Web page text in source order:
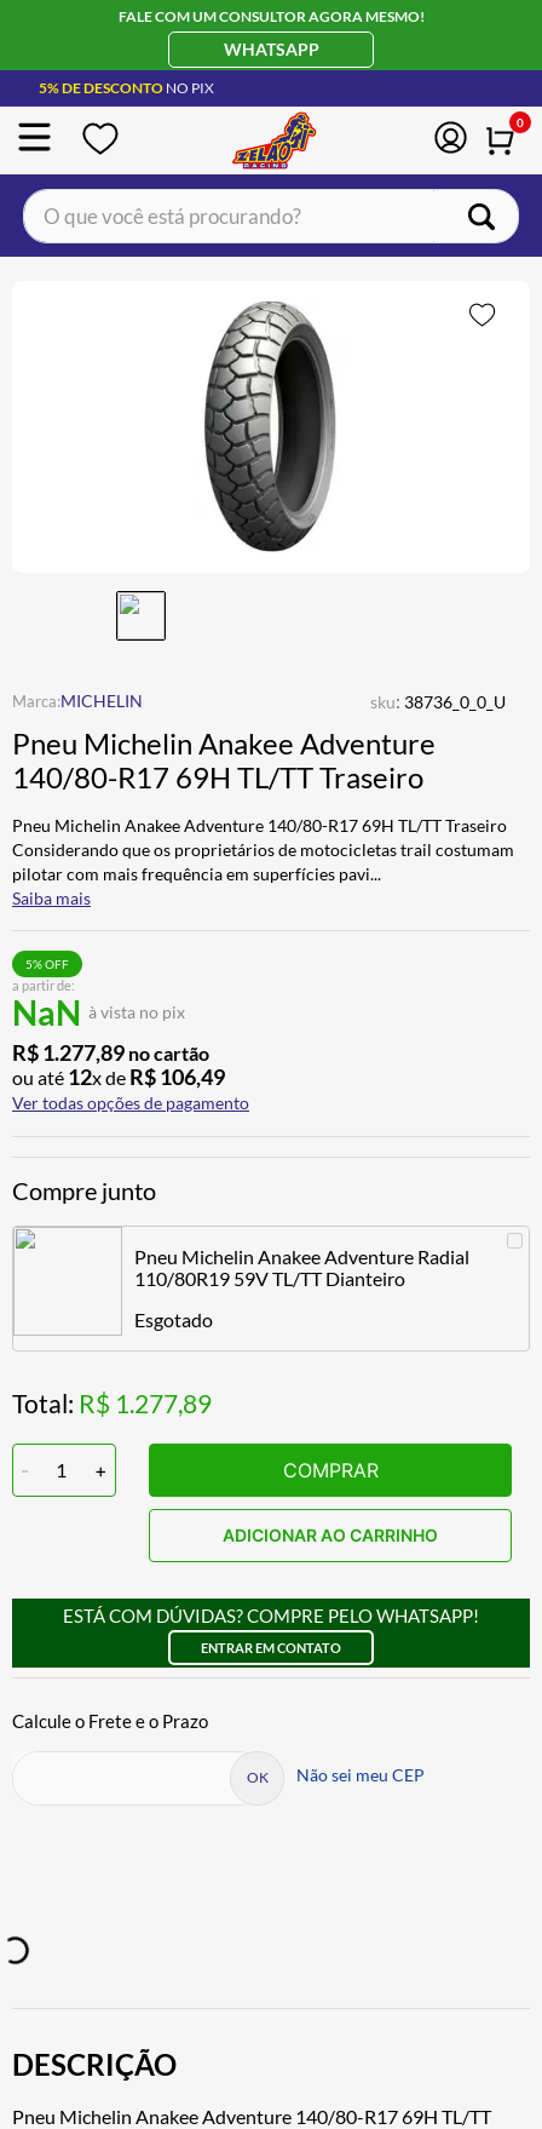
FALE COM UM CONSULTOR AGORA MESMO!
WHATSAPP
5% DE DESCONTO NO PIX
0
O que você está procurando?
MICHELIN sku: 38736_0_0_U
Pneu Michelin Anakee Adventure
140/80-R17 69H TL/TT Traseiro
Pneu Michelin Anakee Adventure 140/80-R17 69H TL/TT Traseiro
Considerando que os proprietários de motocicletas trail costumam
pilotar com mais frequência em superfícies pavi...
Saiba mais
a partir de:
NaN à vista no pix
5% OFF
R$1.277,89 no cartão
ou até 12x de R$106,49
Ver todas opções de pagamento
Compre junto
Pneu Michelin Anakee Adventure Radial
110/80R19 59V TL/TT Dianteiro
Esgotado
Total: R$ 1.277,89
- 1 + COMPRAR
ADICIONAR AO CARRINHO
ESTÁ COM DÚVIDAS? COMPRE PELO WHATSAPP!
ENTRAR EM CONTATO
Não sei meu CEP
DESCRIÇÃO
Pneu Michelin Anakee Adventure 140/80-R17 69H TL/TT
ÓCULOS SOLAR
CALÇA
BOTAS